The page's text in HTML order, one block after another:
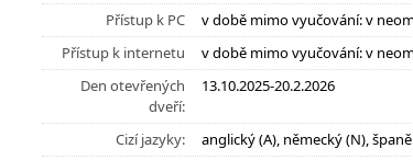
Přístup k PC
v době mimo vyučování: v
Přístup k internetu
v době mimo vyučování: v
Den otevřených
dveří:
13.10.2025-20.2.2026
Cizí jazyky: anglický (A), německý (N),